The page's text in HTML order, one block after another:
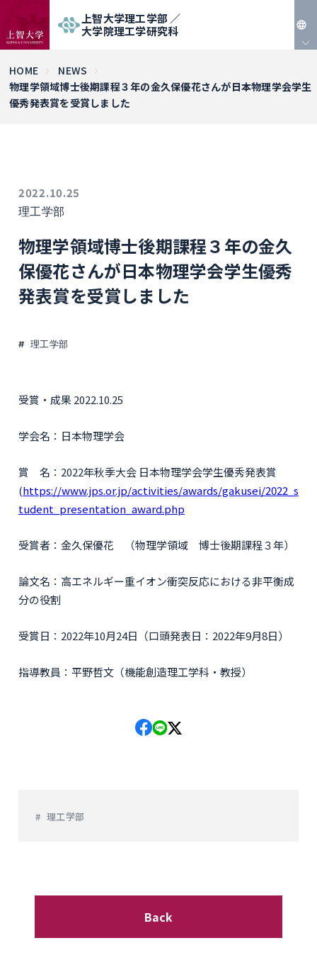
上智大学理工学部 ／
大学院理工学研究科
EN
HOME
NEWS
物理学領域博士後期課程３年の金久保優花さんが日本物理学会学生
優秀発表賞を受賞しました
2022.10.25
理工学部
物理学領域博士後期課程３年の金久
保優花さんが日本物理学会学生優秀
発表賞を受賞しました
理工学部
受賞・成果 2022.10.25
学会名：日本物理学会
賞 名：2022年秋季大会 日本物理学会学生優秀発表賞
(https://www.jps.or.jp/activities/awards/gakusei/2022_s
tudent_presentation_award.php
受賞者：金久保優花 （物理学領域 博士後期課程３年）
論文名：高エネルギー重イオン衝突反応における非平衡成
分の役割
受賞日：2022年10月24日（口頭発表日：2022年9月8日）
指導教員：平野哲文（機能創造理工学科・教授）
理工学部
Back